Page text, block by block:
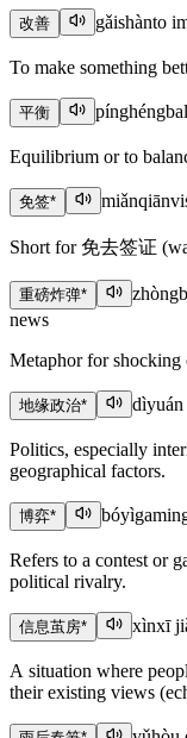
改善 gǎishànto
To make something
平衡 pínghéng
Equilibrium or to
免签* miǎnqiān
Short for 免去签证
重磅炸弹*
news
Metaphor for
地缘政治* dìyuán
Politics, especially
geographical factors.
博弈* bóyì
Refers to a contest or
political rivalry.
信息茧房* xìnxī
A situation where
their existing views